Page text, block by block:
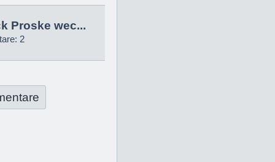
Proske wec...
2